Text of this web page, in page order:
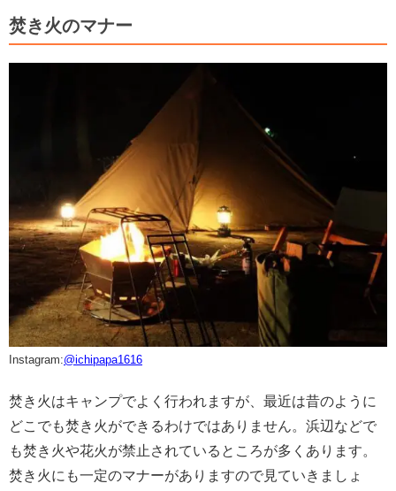
焚き火のマナー
Instagram:@ichipapa1616
焚き火はキャンプでよく行われますが、最近は昔のように
どこでも焚き火ができるわけではありません。浜辺などで
も焚き火や花火が禁止されているところが多くあります。
焚き火にも一定のマナーがありますので見ていきましょ